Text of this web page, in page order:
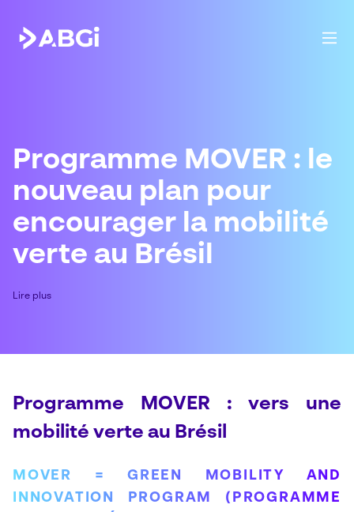
Programme MOVER : le
nouveau plan pour
encourager la mobilité
verte au Brésil
Lire plus
Programme MOVER : vers une
mobilité verte au Brésil
MOVER = GREEN MOBILITY AND
INNOVATION PROGRAM (PROGRAMME